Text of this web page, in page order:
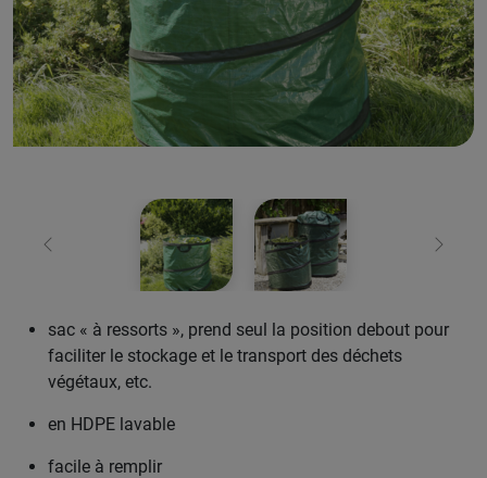
retour
sac « à ressorts », prend seul la position debout pour
faciliter le stockage et le transport des déchets
végétaux, etc.
en HDPE lavable
facile à remplir